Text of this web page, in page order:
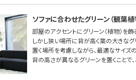
ソファに合わせたグリーン（観葉
部屋のアクセントにグリーン（植物）を飾
しかし狭い場所に背が高く葉の大きなグ
置く場所を考慮しながら、最適なサイズ
背の高さが異なるグリーンを置くことで